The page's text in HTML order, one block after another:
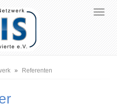
Referenten